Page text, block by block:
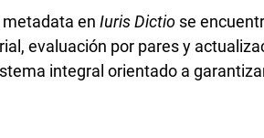
en Iuris Dictio se
evaluación por pares y
integral orientado a